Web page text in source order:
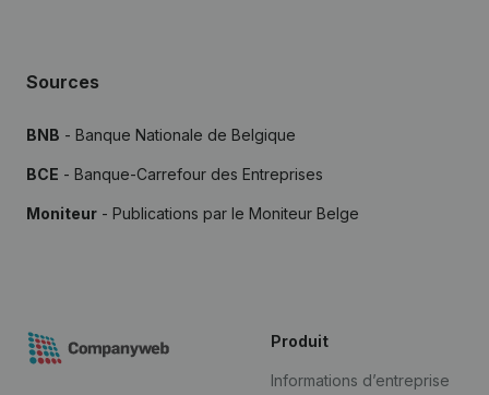
Sources
BNB - Banque Nationale de Belgique
BCE - Banque-Carrefour des Entreprises
Moniteur - Publications par le Moniteur Belge
Produit
Informations d’entreprise